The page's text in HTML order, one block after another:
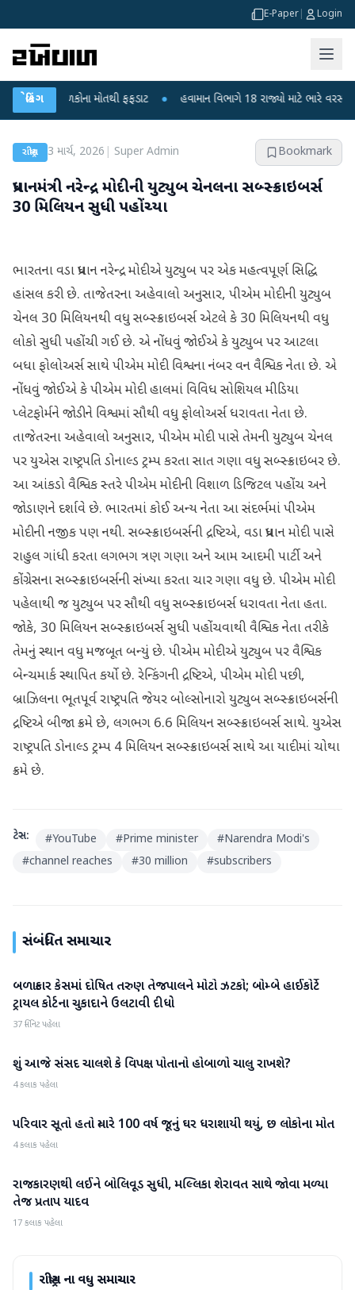
E-Paper Login
બ્રેકિંગ
6 બાળકોના મોતથી ફફડાટ ● હવામાન વિભાગે 18 રાજ્યો માટે ભારે વરસાદની
રાષ્ટ્રીય 3 માર્ચ, 2026 Super Admin Bookmark
પ્રધાનમંત્રી નરેન્દ્ર મોદીની યુટ્યુબ ચેનલના સબ્સ્ક્રાઇબર્સ
30 મિલિયન સુધી પહોંચ્યા
ભારતના વડા પ્રધાન નરેન્દ્ર મોદીએ યુટ્યુબ પર એક મહત્વપૂર્ણ સિદ્ધિ
હાંસલ કરી છે. તાજેતરના અહેવાલો અનુસાર, પીએમ મોદીની યુટ્યુબ
ચેનલ 30 મિલિયનથી વધુ સબ્સ્ક્રાઇબર્સ એટલે કે 30 મિલિયનથી વધુ
લોકો સુધી પહોંચી ગઈ છે. એ નોંધવું જોઈએ કે યુટ્યુબ પર આટલા
બધા ફોલોઅર્સ સાથે પીએમ મોદી વિશ્વના નંબર વન વૈશ્વિક નેતા છે. એ
નોંધવું જોઈએ કે પીએમ મોદી હાલમાં વિવિધ સોશિયલ મીડિયા
પ્લેટફોર્મને જોડીને વિશ્વમાં સૌથી વધુ ફોલોઅર્સ ધરાવતા નેતા છે.
તાજેતરના અહેવાલો અનુસાર, પીએમ મોદી પાસે તેમની યુટ્યુબ ચેનલ
પર યુએસ રાષ્ટ્રપતિ ડોનાલ્ડ ટ્રમ્પ કરતા સાત ગણા વધુ સબ્સ્ક્રાઇબર છે.
આ આંકડો વૈશ્વિક સ્તરે પીએમ મોદીની વિશાળ ડિજિટલ પહોંચ અને
જોડાણને દર્શાવે છે. ભારતમાં કોઈ અન્ય નેતા આ સંદર્ભમાં પીએમ
મોદીની નજીક પણ નથી. સબ્સ્ક્રાઇબર્સની દ્રષ્ટિએ, વડા પ્રધાન મોદી પાસે
રાહુલ ગાંધી કરતા લગભગ ત્રણ ગણા અને આમ આદમી પાર્ટી અને
કોંગ્રેસના સબ્સ્ક્રાઇબર્સની સંખ્યા કરતા ચાર ગણા વધુ છે. પીએમ મોદી
પહેલાથી જ યુટ્યુબ પર સૌથી વધુ સબ્સ્ક્રાઇબર્સ ધરાવતા નેતા હતા.
જોકે, 30 મિલિયન સબ્સ્ક્રાઇબર્સ સુધી પહોંચવાથી વૈશ્વિક નેતા તરીકે
તેમનું સ્થાન વધુ મજબૂત બન્યું છે. પીએમ મોદીએ યુટ્યુબ પર વૈશ્વિક
બેન્ચમાર્ક સ્થાપિત કર્યો છે. રેન્કિંગની દ્રષ્ટિએ, પીએમ મોદી પછી,
બ્રાઝિલના ભૂતપૂર્વ રાષ્ટ્રપતિ જેયર બોલ્સોનારો યુટ્યુબ સબ્સ્ક્રાઇબર્સની
દ્રષ્ટિએ બીજા ક્રમે છે, લગભગ 6.6 મિલિયન સબ્સ્ક્રાઇબર્સ સાથે. યુએસ
રાષ્ટ્રપતિ ડોનાલ્ડ ટ્રમ્પ 4 મિલિયન સબ્સ્ક્રાઇબર્સ સાથે આ યાદીમાં ચોથા
ક્રમે છે.
ટેગ્સ: #YouTube #Prime minister #Narendra Modi's
#channel reaches #30 million #subscribers
સંબંધિત સમાચાર
રાષ્ટ્રીય
બળાત્કાર કેસમાં દોષિત તરુણ તેજપાલને મોટો ઝટકો; બોમ્બે હાઈકોર્ટે
ટ્રાયલ કોર્ટના ચુકાદાને ઉલટાવી દીધો
37 મિનિટ પહેલા
રાષ્ટ્રીય
શું આજે સંસદ ચાલશે કે વિપક્ષ પોતાનો હોબાળો ચાલુ રાખશે?
4 કલાક પહેલા
રાષ્ટ્રીય
પરિવાર સૂતો હતો ત્યારે 100 વર્ષ જૂનું ઘર ધરાશાયી થયું, છ લોકોના મોત
4 કલાક પહેલા
રાષ્ટ્રીય
રાજકારણથી લઈને બોલિવૂડ સુધી, મલ્લિકા શેરાવત સાથે જોવા મળ્યા
તેજ પ્રતાપ યાદવ
17 કલાક પહેલા
રાષ્ટ્રીયના વધુ સમાચાર